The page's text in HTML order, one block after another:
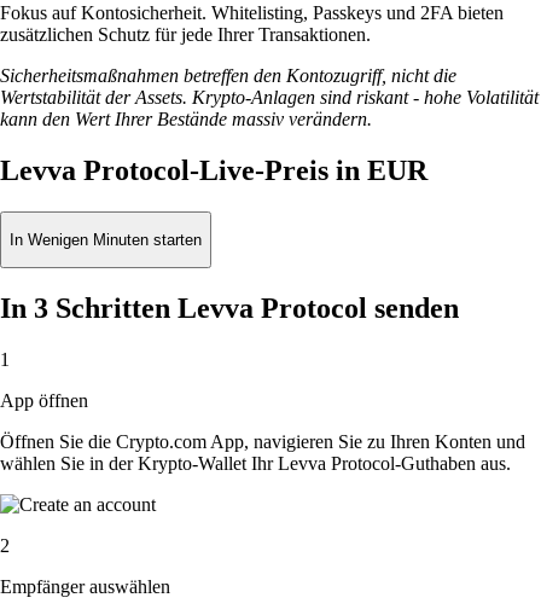
Fokus auf Kontosicherheit. Whitelisting, Passkeys und 2FA bieten
zusätzlichen Schutz für jede Ihrer Transaktionen.
Sicherheitsmaßnahmen betreffen den Kontozugriff, nicht die
Wertstabilität der Assets. Krypto-Anlagen sind riskant - hohe Volatilität
kann den Wert Ihrer Bestände massiv verändern.
Levva Protocol-Live-Preis in EUR
In Wenigen Minuten starten
In 3 Schritten Levva Protocol senden
1
App öffnen
Öffnen Sie die Crypto.com App, navigieren Sie zu Ihren Konten und
wählen Sie in der Krypto-Wallet Ihr Levva Protocol-Guthaben aus.
2
Empfänger auswählen